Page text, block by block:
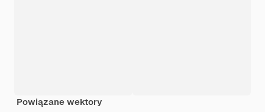
Powiązane wektory